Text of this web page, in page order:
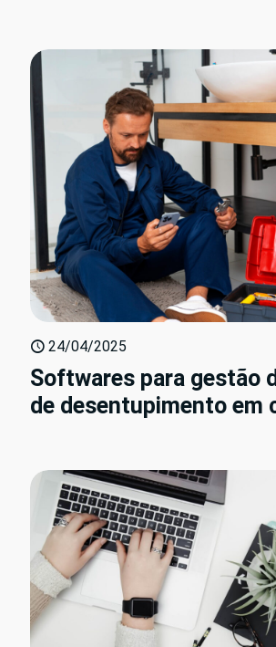
24/04/2025
Softwares para gestão
de desentupimento em